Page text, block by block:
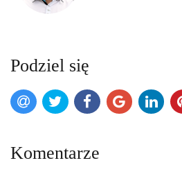
Podziel się
Komentarze